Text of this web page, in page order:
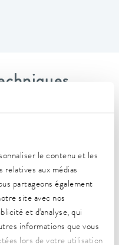
le contenu et les
aux médias
partageons également
site avec nos
et d'analyse, qui
informations que vous
lors de votre utilisation